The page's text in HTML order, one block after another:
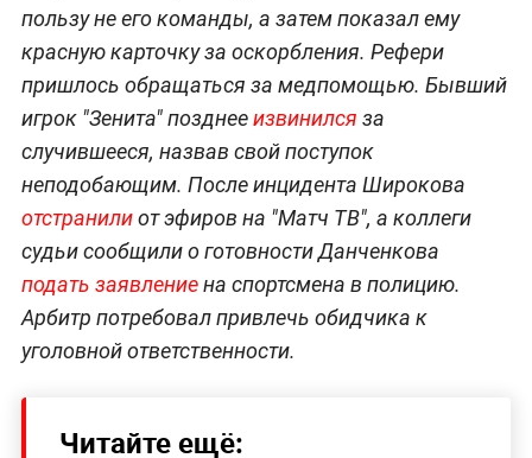
пользу не его команды, а затем показал ему
красную карточку за оскорбления. Рефери
пришлось обращаться за медпомощью. Бывший
игрок "Зенита" позднееизвинился за
случившееся, назвав свой поступок
неподобающим. После инцидента Широкова
отстранилиот эфиров на "Матч ТВ", а коллеги
судьи сообщили о готовности Данченкова
подать заявлениена спортсмена в полицию.
Арбитр потребовал привлечь обидчика к
уголовной ответственности.
Читайте ещё: